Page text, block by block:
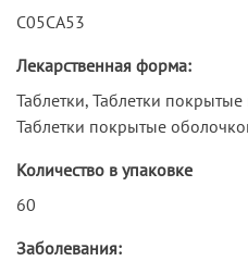
C05CA53
Лекарственная форма:
Таблетки, Таблетки
Таблетки покрытые
Количество в упаковке
60
Заболевания: